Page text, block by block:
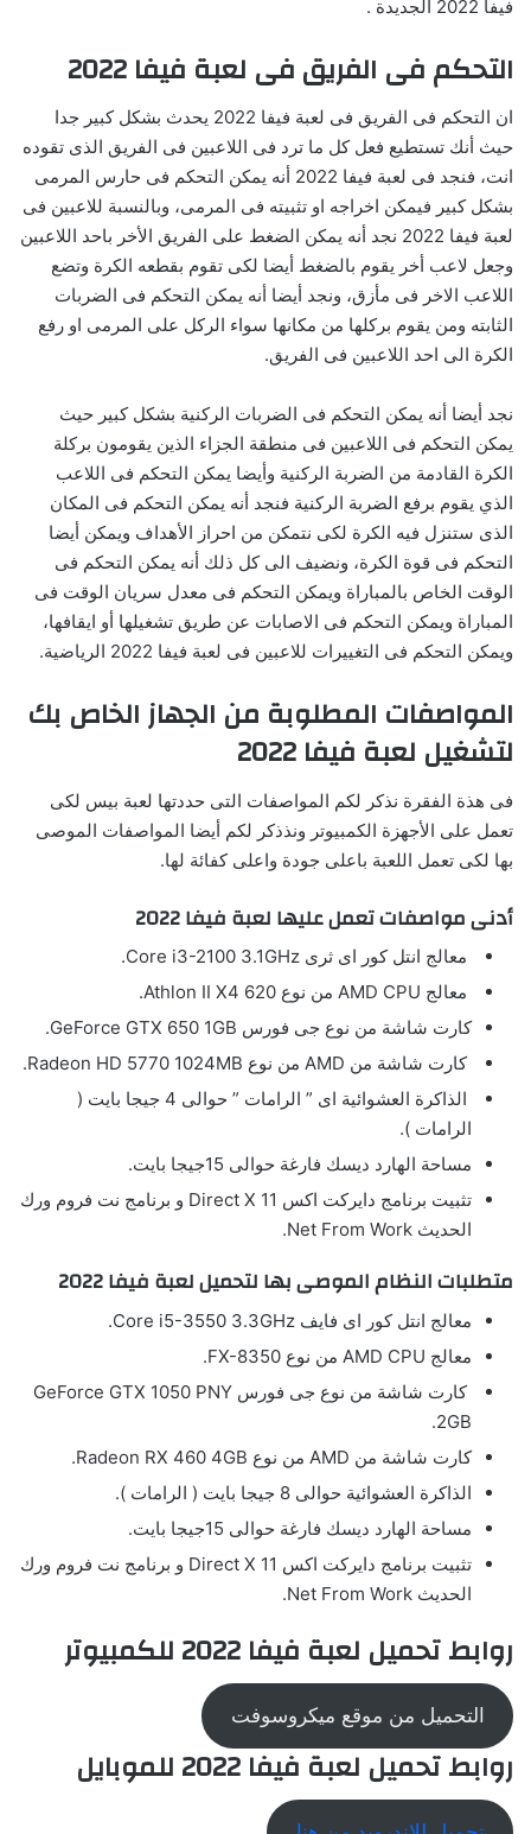
فيفا 2022 الجديدة .
التحكم فى الفريق فى لعبة فيفا 2022
ان التحكم فى الفريق فى لعبة فيفا 2022 يحدث بشكل كبير جدا
حيث أنك تستطيع فعل كل ما ترد فى اللاعبين فى الفريق الذى تقوده
انت، فنجد فى لعبة فيفا 2022 أنه يمكن التحكم فى حارس المرمى
بشكل كبير فيمكن اخراجه او تثبيته فى المرمى، وبالنسبة للاعبين فى
لعبة فيفا 2022 نجد أنه يمكن الضغط على الفريق الأخر باحد اللاعبين
وجعل لاعب أخر يقوم بالضغط أيضا لكى تقوم بقطعه الكرة وتضع
اللاعب الاخر فى مأزق، ونجد أيضا أنه يمكن التحكم فى الضربات
الثابته ومن يقوم بركلها من مكانها سواء الركل على المرمى او رفع
الكرة الى احد اللاعبين فى الفريق.
نجد أيضا أنه يمكن التحكم فى الضربات الركنية بشكل كبير حيث
يمكن التحكم فى اللاعبين فى منطقة الجزاء الذين يقومون بركلة
الكرة القادمة من الضربة الركنية وأيضا يمكن التحكم فى اللاعب
الذي يقوم برفع الضربة الركنية فنجد أنه يمكن التحكم فى المكان
الذى ستنزل فيه الكرة لكى نتمكن من احراز الأهداف ويمكن أيضا
التحكم فى قوة الكرة، ونضيف الى كل ذلك أنه يمكن التحكم فى
الوقت الخاص بالمباراة ويمكن التحكم فى معدل سريان الوقت فى
المباراة ويمكن التحكم فى الاصابات عن طريق تشغيلها أو ايقافها،
ويمكن التحكم فى التغييرات للاعبين فى لعبة فيفا 2022 الرياضية.
المواصفات المطلوبة من الجهاز الخاص بك
لتشغيل لعبة فيفا 2022
فى هذة الفقرة نذكر لكم المواصفات التى حددتها لعبة بيس لكى
تعمل على الأجهزة الكمبيوتر ونذذكر لكم أيضا المواصفات الموصى
بها لكى تعمل اللعبة باعلى جودة واعلى كفائة لها.
أدنى مواصفات تعمل عليها لعبة فيفا 2022
معالج انتل كور اى ثرى Core i3-2100 3.1GHz.
معالج AMD CPU من نوع Athlon II X4 620.
كارت شاشة من نوع جى فورس GeForce GTX 650 1GB.
كارت شاشة من AMD من نوع Radeon HD 5770 1024MB.
الذاكرة العشوائية اى ” الرامات ” حوالى 4 جيجا بايت (
الرامات ).
مساحة الهارد ديسك فارغة حوالى 15جيجا بايت.
تثبيت برنامج دايركت اكس Direct X 11 و برنامج نت فروم ورك
الحديث Net From Work.
متطلبات النظام الموصى بها لتحميل لعبة فيفا 2022
معالج انتل كور اى فايف Core i5-3550 3.3GHz.
معالج AMD CPU من نوع FX-8350.
كارت شاشة من نوع جى فورس GeForce GTX 1050 PNY
2GB.
كارت شاشة من AMD من نوع Radeon RX 460 4GB.
الذاكرة العشوائية حوالى 8 جيجا بايت ( الرامات ).
مساحة الهارد ديسك فارغة حوالى 15جيجا بايت.
تثبيت برنامج دايركت اكس Direct X 11 و برنامج نت فروم ورك
الحديث Net From Work.
روابط تحميل لعبة فيفا 2022 للكمبيوتر
التحميل من موقع ميكروسوفت
روابط تحميل لعبة فيفا 2022 للموبايل